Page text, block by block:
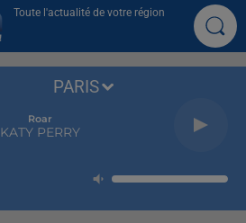
Toute l'actualité de votre région
Roar
KATY PERRY
PARIS